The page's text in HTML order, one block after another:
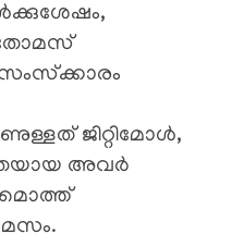
തോമസ്
ജിറ്റിമോൾ,
അവർ